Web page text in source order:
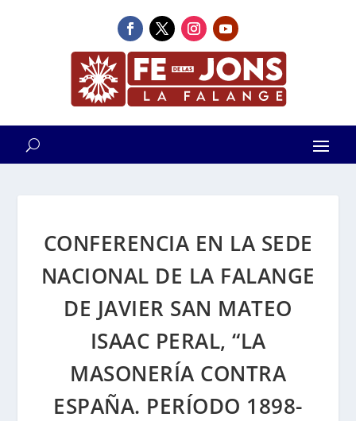
CONFERENCIA EN LA SEDE
NACIONAL DE LA FALANGE
DE JAVIER SAN MATEO
ISAAC PERAL, “LA
MASONERÍA CONTRA
ESPAÑA. PERÍODO 1898-